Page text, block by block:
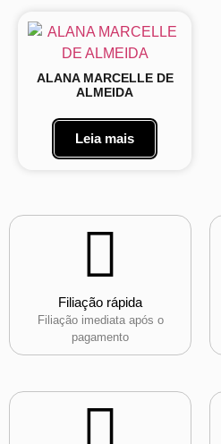
ALANA MARCELLE DE
ALMEIDA
Leia mais
Filiação rápida
Filiação imediata após o
pagamento